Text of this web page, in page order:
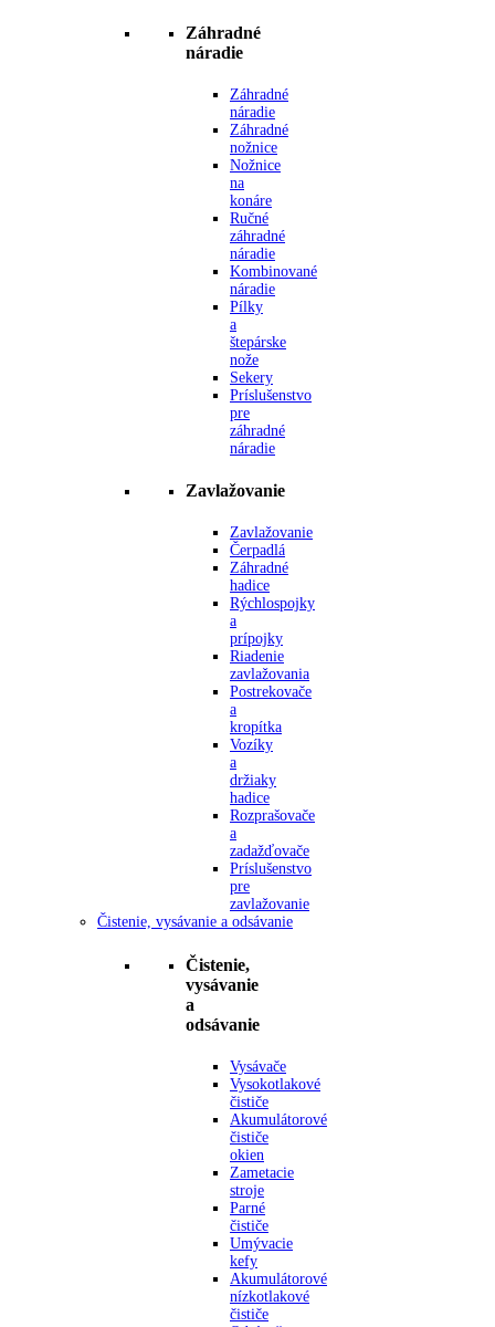
Záhradné
náradie
Záhradné
náradie
Záhradné
nožnice
Nožnice
na
konáre
Ručné
záhradné
náradie
Kombinované
náradie
Pílky
a
štepárske
nože
Sekery
Príslušenstvo
pre
záhradné
náradie
Zavlažovanie
Zavlažovanie
Čerpadlá
Záhradné
hadice
Rýchlospojky
a
prípojky
Riadenie
zavlažovania
Postrekovače
a
kropítka
Vozíky
a
držiaky
hadice
Rozprašovače
a
zadažďovače
Príslušenstvo
pre
zavlažovanie
Čistenie, vysávanie a odsávanie
Čistenie,
vysávanie
a
odsávanie
Vysávače
Vysokotlakové
čističe
Akumulátorové
čističe
okien
Zametacie
stroje
Parné
čističe
Umývacie
kefy
Akumulátorové
nízkotlakové
čističe